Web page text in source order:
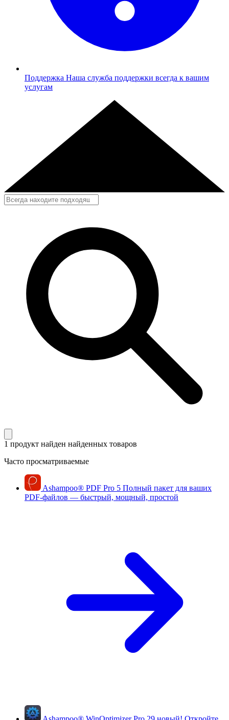
Поддержка Наша служба поддержки всегда к вашим
услугам
1 продукт найден найденных товаров
Часто просматриваемые
Ashampoo® PDF Pro 5 Полный пакет для ваших
PDF-файлов — быстрый, мощный, простой